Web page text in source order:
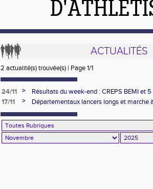
ACTUALITÉS
2 actualité(s) trouvée(s) | Page 1/1
24/11 >
Résultats du week-end : CREPS BEMI et
Matours
17/11 >
Départementaux lancers longs et marche